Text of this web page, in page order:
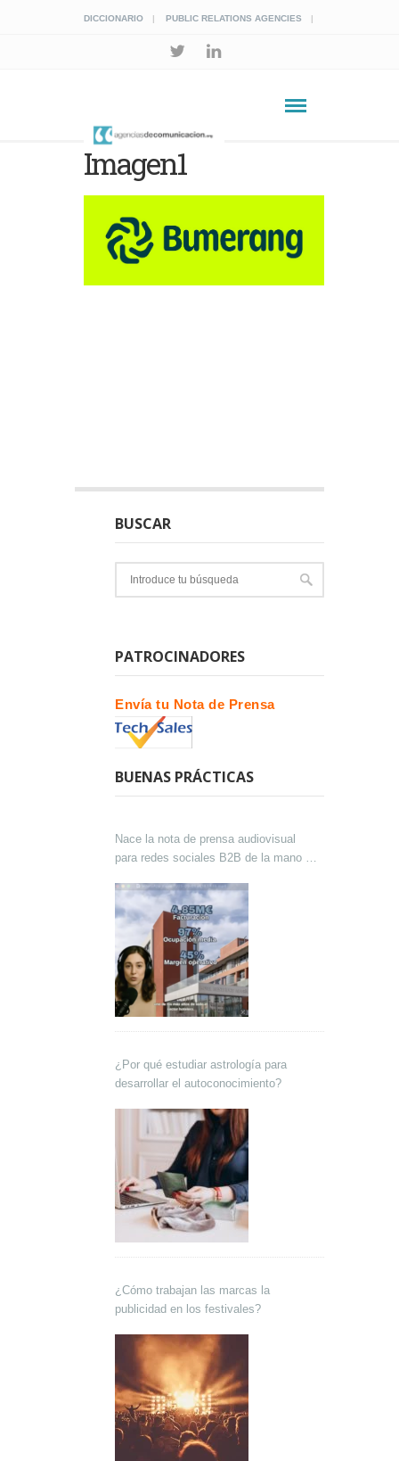
DICCIONARIO PUBLIC RELATIONS AGENCIES
Imagen1
BUSCAR
PATROCINADORES
Envía tu Nota de Prensa
BUENAS PRÁCTICAS
Nace la nota de prensa audiovisual
para redes sociales B2B de la mano de
¿Por qué estudiar astrología para
desarrollar el autoconocimiento?
¿Cómo trabajan las marcas la
publicidad en los festivales?